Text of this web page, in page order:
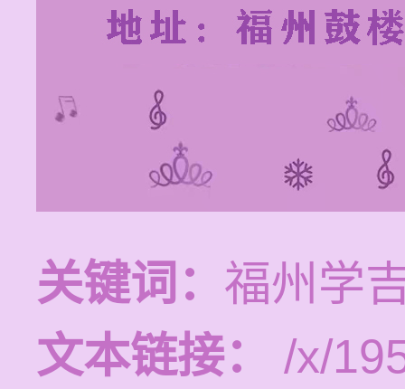
关键词： 福州学
文本链接：
/x/